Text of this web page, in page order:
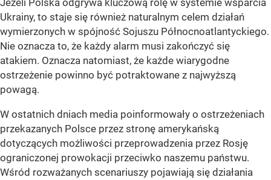
Jeżeli Polska odgrywa kluczową rolę w systemie wsparcia
Ukrainy, to staje się również naturalnym celem działań
wymierzonych w spójność Sojuszu Północnoatlantyckiego.
Nie oznacza to, że każdy alarm musi zakończyć się
atakiem. Oznacza natomiast, że każde wiarygodne
ostrzeżenie powinno być potraktowane z najwyższą
powagą.
W ostatnich dniach media poinformowały o ostrzeżeniach
przekazanych Polsce przez stronę amerykańską
dotyczących możliwości przeprowadzenia przez Rosję
ograniczonej prowokacji przeciwko naszemu państwu.
Wśród rozważanych scenariuszy pojawiają się działania